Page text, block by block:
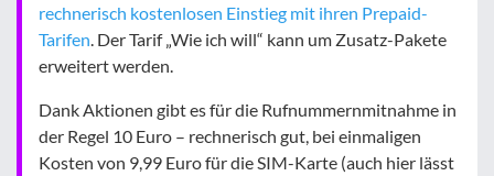
rechnerisch kostenlosen Einstieg mit ihren Prepaid-
Tarifen . Der Tarif „Wie ich will“ kann um Zusatz-Pakete
erweitert werden.
Dank Aktionen gibt es für die Rufnummernmitnahme in
der Regel 10 Euro – rechnerisch gut, bei einmaligen
Kosten von 9,99 Euro für die SIM-Karte (auch hier lässt